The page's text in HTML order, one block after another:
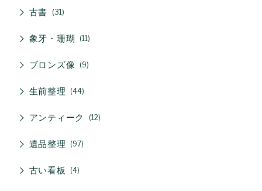
古書 31
象牙・珊瑚 11
ブロンズ像 9
生前整理 44
アンティーク 12
遺品整理 97
古い看板 4